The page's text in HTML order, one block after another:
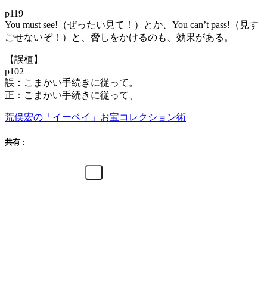
p119
You must see!（ぜったい見て！）とか、You can’t pass!（見す
ごせないぞ！）と、脅しをかけるのも、効果がある。
【誤植】
p102
誤：こまかい手続きに従って。
正：こまかい手続きに従って、
荒俣宏の「イーベイ」お宝コレクション術
共有 :